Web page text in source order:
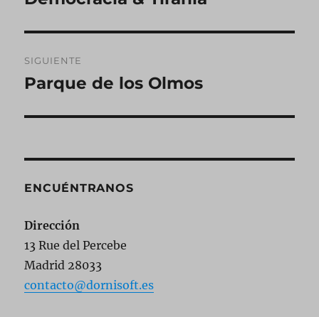
SIGUIENTE
Entrada
Parque de los Olmos
ENCUÉNTRANOS
Dirección
13 Rue del Percebe
Madrid 28033
contacto@dornisoft.es